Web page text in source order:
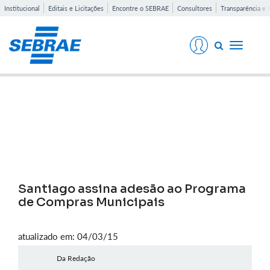
Institucional Editais e Licitações Encontre o SEBRAE Consultores Transparência e
Toggle
Santiago assina adesão ao Programa
de Compras Municipais
atualizado em: 04/03/15
Da Redação